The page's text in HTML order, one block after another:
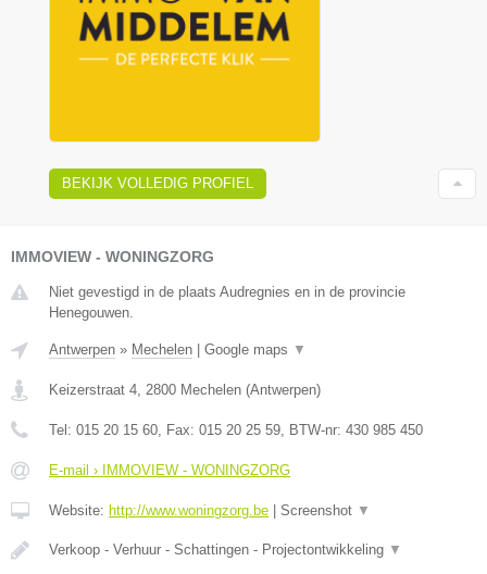
BEKIJK VOLLEDIG PROFIEL
IMMOVIEW - WONINGZORG
Niet gevestigd in de plaats Audregnies en in de provincie
Henegouwen.
Antwerpen » Mechelen Google maps ▼
Keizerstraat 4 2800 Mechelen (Antwerpen)
Tel: 015 20 15 60 , Fax: 015 20 25 59 , BTW-nr: 430 985 450
E-mail › IMMOVIEW - WONINGZORG
Website: http://www.woningzorg.be Screenshot ▼
Verkoop - Verhuur - Schattingen - Projectontwikkeling ▼